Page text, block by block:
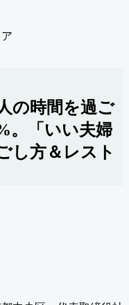
の時間を過ご
。「いい夫婦
し方＆レスト